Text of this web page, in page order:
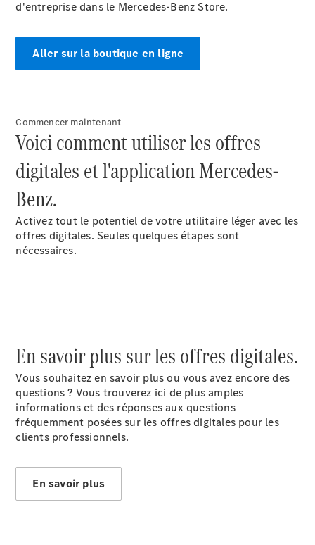
d'entreprise dans le Mercedes-Benz Store.
Aller sur la boutique en ligne
Commencer maintenant
Voici comment utiliser les offres
digitales et l'application Mercedes-
Benz.
Activez tout le potentiel de votre utilitaire léger avec les
offres digitales. Seules quelques étapes sont
nécessaires.
En savoir plus sur les offres digitales.
Vous souhaitez en savoir plus ou vous avez encore des
questions ? Vous trouverez ici de plus amples
informations et des réponses aux questions
fréquemment posées sur les offres digitales pour les
clients professionnels.
En savoir plus